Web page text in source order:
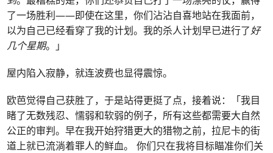
了一场胜利——即使在这里，你们沾沾自喜地站在我面前，
以为自己已经看穿了我的计划。我的杀人计划早已进行了好
几个星期。」
屋内陷入寂静，就连波费也显得震惊。
欧芭觉得自己获胜了，于是站得更挺了点，接着说：「我目
睹了无数残忍、懦弱和软弱的例子，所有这些都需要大自然
公正的审判。早在我开始狩猎更大的猎物之前，拉尼卡的街
道上就已流淌着罪人的鲜血。 你们只在我将目标瞄准你们关